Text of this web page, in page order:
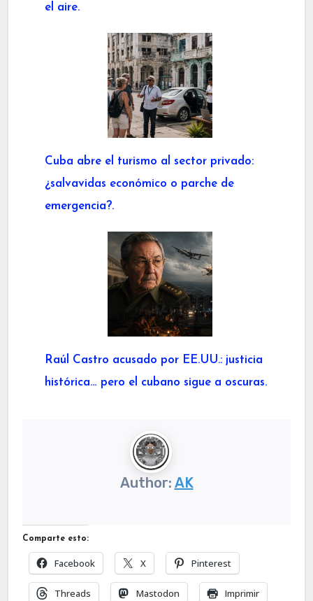
el aire.
Cuba abre el turismo al sector privado:
¿salvavidas económico o parche de
emergencia?.
Raúl Castro acusado por EE.UU.: justicia
histórica… pero el cubano sigue a oscuras.
Author: AK
Comparte esto:
Facebook X Pinterest
Threads Mastodon Imprimir